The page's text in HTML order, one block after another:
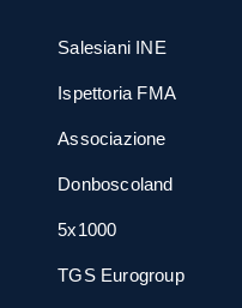
Salesiani INE
Ispettoria FMA
Associazione
Donboscoland
5x1000
TGS Eurogroup